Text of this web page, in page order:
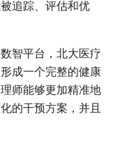
追踪、评估和优
智平台，北大医疗
成一个完整的健康
师能够更加精准地
的干预方案，并且